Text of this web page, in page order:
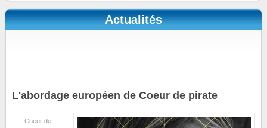
Actualités
L'abordage européen de Coeur de pirate
Coeur de